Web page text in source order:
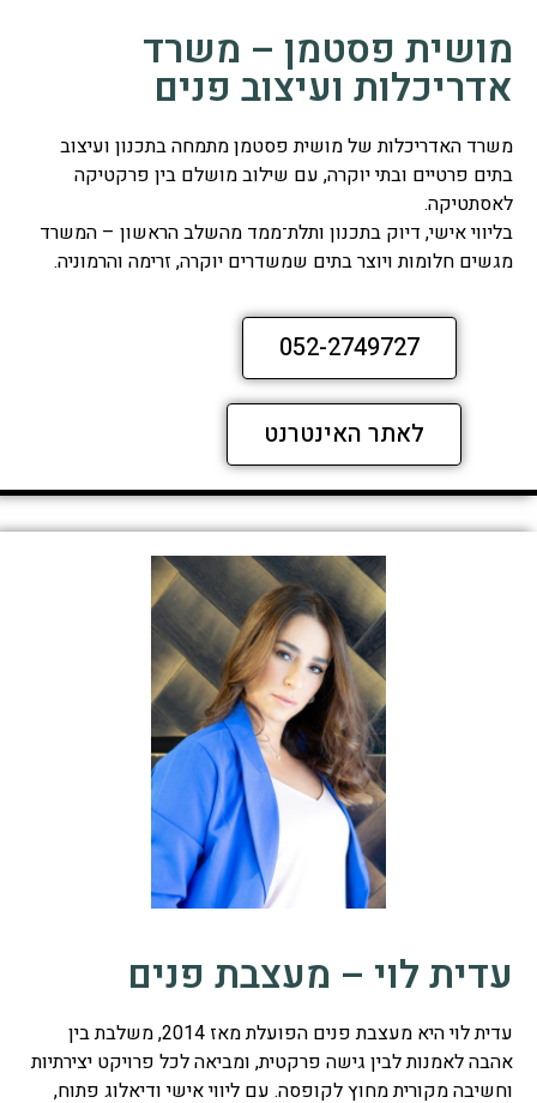
מושית פסטמן – משרד
אדריכלות ועיצוב פנים
משרד האדריכלות של מושית פסטמן מתמחה בתכנון ועיצוב
בתים פרטיים ובתי יוקרה, עם שילוב מושלם בין פרקטיקה
לאסתטיקה.
בליווי אישי, דיוק בתכנון ותלת־ממד מהשלב הראשון – המשרד
מגשים חלומות ויוצר בתים שמשדרים יוקרה, זרימה והרמוניה.
052-2749727
לאתר האינטרנט
עדית לוי – מעצבת פנים
עדית לוי היא מעצבת פנים הפועלת מאז 2014, משלבת בין
אהבה לאמנות לבין גישה פרקטית, ומביאה לכל פרויקט יצירתיות
וחשיבה מקורית מחוץ לקופסה. עם ליווי אישי ודיאלוג פתוח,